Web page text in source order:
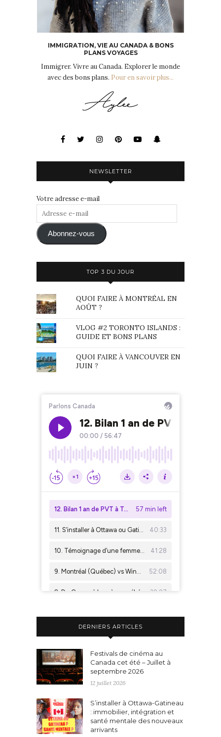
IMMIGRATION, VIE AU CANADA & BONS
PLANS VOYAGES
Immigrer. Vivre au Canada. Explorer le monde
avec des bons plans. Pour en savoir plus...
NEWSLETTER
Votre adresse e-mail
Adresse
mail Abonnez-vous
TOP 3 DU JOUR
QUOI FAIRE À MONTRÉAL EN
AOÛT ?
VLOG #2 TORONTO ISLANDS :
GUIDE ET BONS PLANS
QUOI FAIRE À VANCOUVER EN
JUIN ?
DERNIERS ARTICLES
Festivals de cinéma au
Canada cet été – Juillet à
septembre 2026
12 juillet 2026
S’installer à Ottawa-Gatineau
: immobilier, intégration et
santé mentale des nouveaux
arrivants